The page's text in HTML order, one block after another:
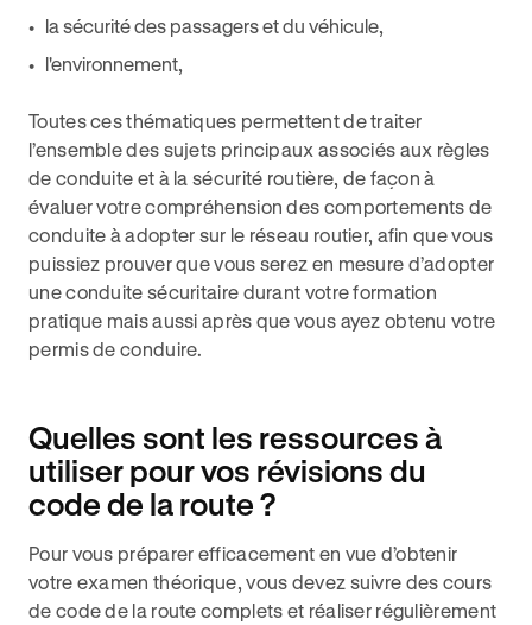
la sécurité des passagers et du véhicule,
l'environnement,
Toutes ces thématiques permettent de traiter
l’ensemble des sujets principaux associés aux règles
de conduite et à la sécurité routière, de façon à
évaluer votre compréhension des comportements de
conduite à adopter sur le réseau routier, afin que vous
puissiez prouver que vous serez en mesure d’adopter
une conduite sécuritaire durant votre formation
pratique mais aussi après que vous ayez obtenu votre
permis de conduire.
Quelles sont les ressources à
utiliser pour vos révisions du
code de la route ?
Pour vous préparer efficacement en vue d’obtenir
votre examen théorique, vous devez suivre des cours
de code de la route complets et réaliser régulièrement